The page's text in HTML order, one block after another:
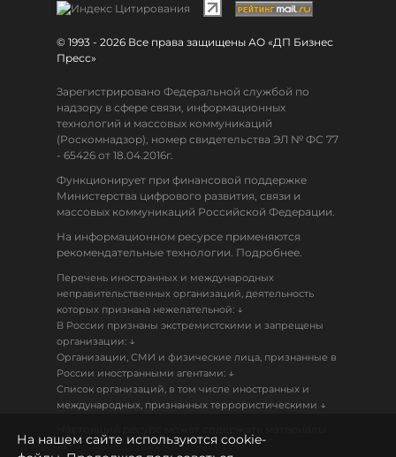
© 1993 - 2026 Все права защищены АО «ДП Бизнес
Пресс»
Зарегистрировано Федеральной службой по
надзору в сфере связи, информационных
технологий и массовых коммуникаций
(Роскомнадзор), номер свидетельства ЭЛ № ФС 77
- 65426 от 18.04.2016г.
Функционирует при финансовой поддержке
Министерства цифрового развития, связи и
массовых коммуникаций Российской Федерации.
На информационном ресурсе применяются
рекомендательные технологии. Подробнее.
Перечень иностранных и международных
неправительственных организаций, деятельность
которых признана нежелательной: ↓
В России признаны экстремистскими и запрещены
организации: ↓
Организации, СМИ и физические лица, признанные в
России иностранными агентами: ↓
Список организаций, в том числе иностранных и
международных, признанных террористическими ↓
18+
На нашем сайте используются cookie-